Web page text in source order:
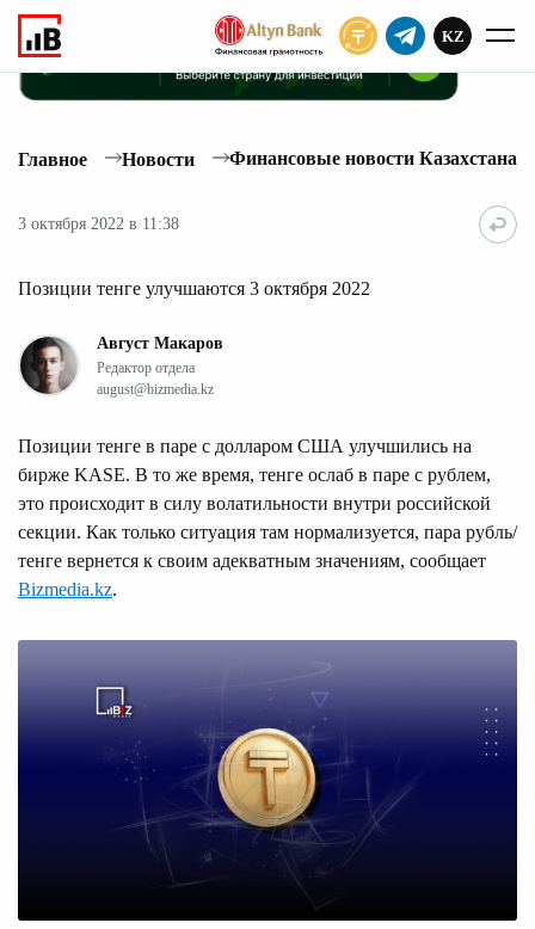
KZ
Главное Новости Финансовые новости Казахстана
3 октября 2022 в 11:38
Позиции тенге улучшаются 3 октября 2022
Август Макаров
Редактор отдела
august@bizmedia.kz
Позиции тенге в паре с долларом США улучшились на
бирже KASE. В то же время, тенге ослаб в паре с рублем,
это происходит в силу волатильности внутри российской
секции. Как только ситуация там нормализуется, пара рубль/
тенге вернется к своим адекватным значениям, сообщает
Bizmedia.kz.